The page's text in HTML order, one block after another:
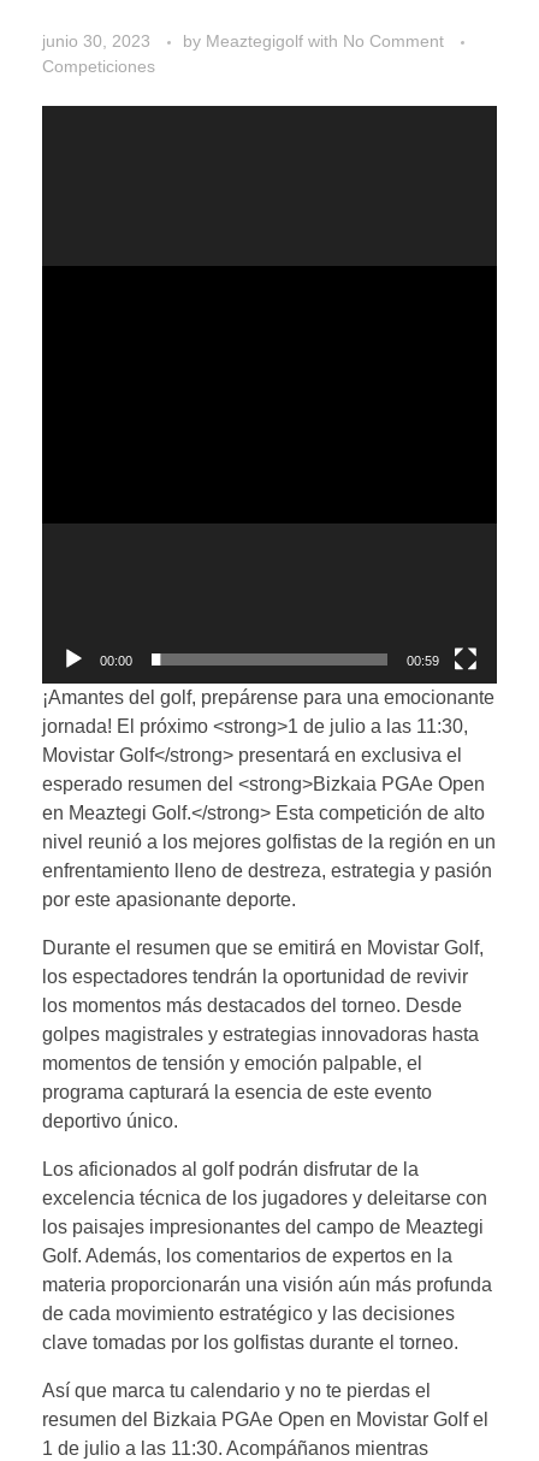
junio 30, 2023 by Meaztegigolf with No Comment
Competiciones
00:00 00:59
¡Amantes del golf, prepárense para una emocionante
jornada! El próximo <strong>1 de julio a las 11:30,
Movistar Golf</strong> presentará en exclusiva el
esperado resumen del <strong>Bizkaia PGAe Open
en Meaztegi Golf.</strong> Esta competición de alto
nivel reunió a los mejores golfistas de la región en un
enfrentamiento lleno de destreza, estrategia y pasión
por este apasionante deporte.
Durante el resumen que se emitirá en Movistar Golf,
los espectadores tendrán la oportunidad de revivir
los momentos más destacados del torneo. Desde
golpes magistrales y estrategias innovadoras hasta
momentos de tensión y emoción palpable, el
programa capturará la esencia de este evento
deportivo único.
Los aficionados al golf podrán disfrutar de la
excelencia técnica de los jugadores y deleitarse con
los paisajes impresionantes del campo de Meaztegi
Golf. Además, los comentarios de expertos en la
materia proporcionarán una visión aún más profunda
de cada movimiento estratégico y las decisiones
clave tomadas por los golfistas durante el torneo.
Así que marca tu calendario y no te pierdas el
resumen del Bizkaia PGAe Open en Movistar Golf el
1 de julio a las 11:30. Acompáñanos mientras